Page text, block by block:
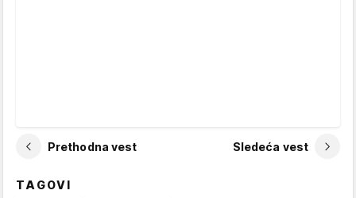
Prethodna vest Sledeća vest
TAGOVI